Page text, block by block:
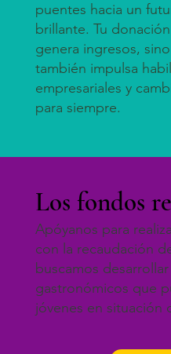
Los fondos
Apóyanos para
con la recaudación
buscamos
gastronómicos que
jóvenes en situación
puentes hacia un
brillante. Tu
genera ingresos,
también impulsa
empresariales y
para siempre.​